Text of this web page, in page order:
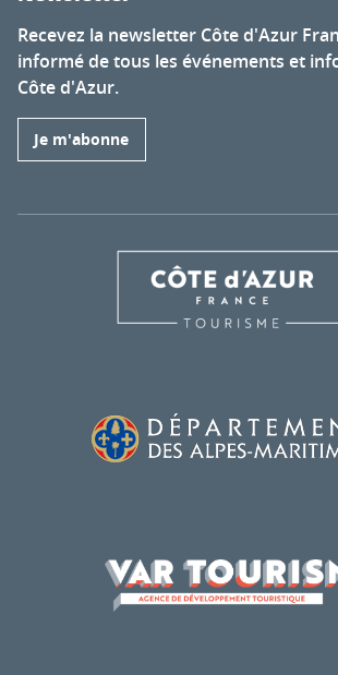
Recevez la newsletter Côte d'Azur
informé de tous les événements et
Côte d'Azur.
Je m'abonne